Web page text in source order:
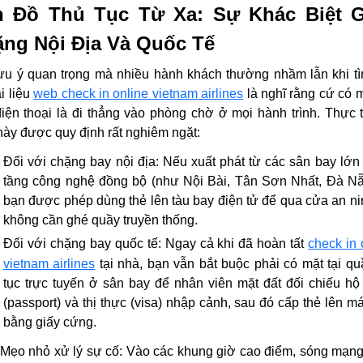
Đồ Thủ Tục Từ Xa: Sự Khác Biệt
Nội Địa Và Quốc Tế
ý quan trọng mà nhiều hành khách thường nhầm lẫn khi
liệuweb check in online vietnam airlines là nghĩ rằng cứ có
thoại là đi thẳng vào phòng chờ ở mọi hành trình. Thực
được quy định rất nghiêm ngặt:
Đối với chặng bay nội địa: Nếu xuất phát từ các sân bay lớn
tầng công nghệ đồng bộ (như Nội Bài, Tân Sơn Nhất, Đà
bạn được phép dùng thẻ lên tàu bay điện tử để qua cửa an
không cần ghé quầy truyền thống.
Đối với chặng bay quốc tế: Ngay cả khi đã hoàn tấtcheck in
vietnam airlines tại nhà, bạn vẫn bắt buộc phải có mặt tại
tục trực tuyến ở sân bay để nhân viên mặt đất đối chiếu hộ
(passport) và thị thực (visa) nhập cảnh, sau đó cấp thẻ lên
bằng giấy cứng.
Mẹo nhỏ xử lý sự cố: Vào các khung giờ cao điểm, sóng mạng